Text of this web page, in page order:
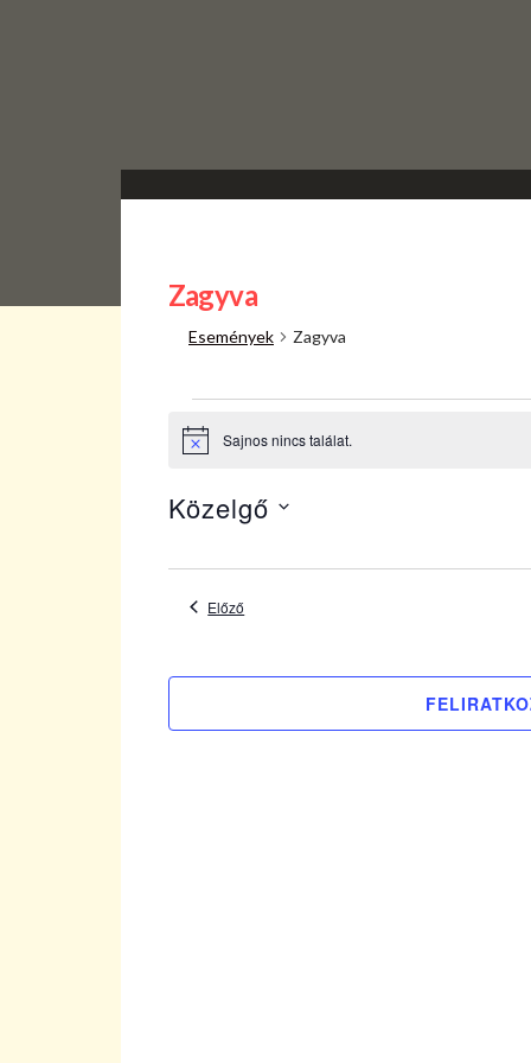
Zagyva
Események Zagyva
Események
Notice Sajnos nincs találat.
Közelgő
kiválasztása.
Előző